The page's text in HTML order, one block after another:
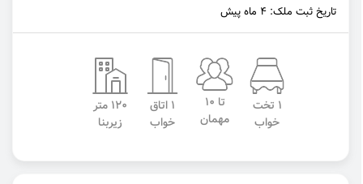
تاریخ ثبت ملک: 4 ماه پیش
1 تخت
خواب
تا 10
مهمان
1 اتاق
خواب
120 متر
زیربنا